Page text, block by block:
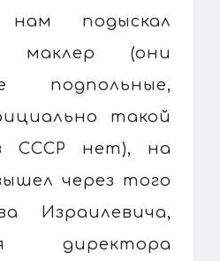
нам подыскал
маклер (они
подпольные,
такой
СССР нет), на
через того
Израилевича,
директора